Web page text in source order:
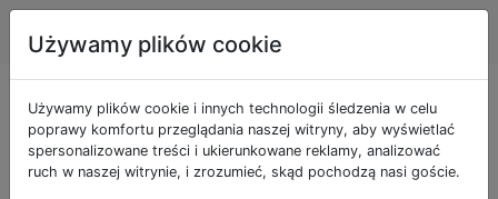
Apple Tagi
Pytania otagowane
jako iphoto
Używamy plików cookie
Używamy plików cookie i innych technologii śledzenia w celu
poprawy komfortu przeglądania naszej witryny, aby wyświetlać
spersonalizowane treści i ukierunkowane reklamy, analizować
ruch w naszej witrynie, i zrozumieć, skąd pochodzą nasi goście.